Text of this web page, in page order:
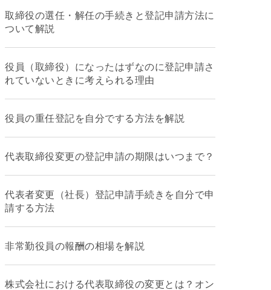
取締役の選任・解任の手続きと登記申請方法に
ついて解説
役員（取締役）になったはずなのに登記申請さ
れていないときに考えられる理由
役員の重任登記を自分でする方法を解説
代表取締役変更の登記申請の期限はいつまで？
代表者変更（社長）登記申請手続きを自分で申
請する方法
非常勤役員の報酬の相場を解説
株式会社における代表取締役の変更とは？オン